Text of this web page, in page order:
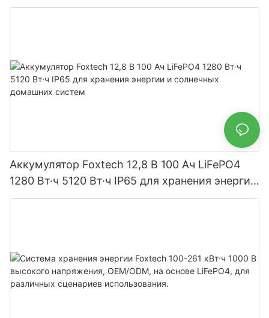
Вт·ч IP65
Аккумулятор Foxtech 12,8 В 100 Ач LiFePO4
1280 Вт·ч 5120 Вт·ч IP65 для хранения энергии
и солнечных домашних систем